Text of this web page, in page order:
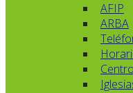
AFIP
ARBA